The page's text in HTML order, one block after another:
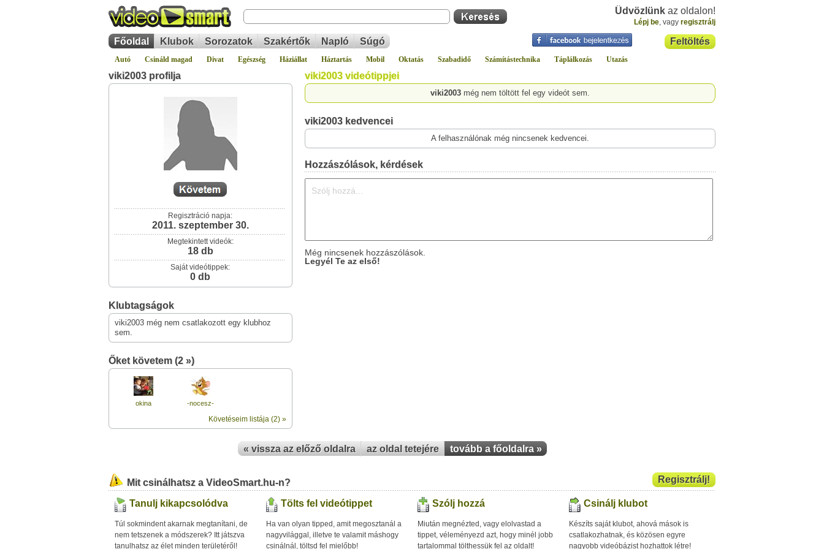
Üdvözlünk az oldalon!
Lépj be, vagy regisztrálj
Feltöltés
Főoldal Klubok Sorozatok Szakértők Napló Súgó
Autó Csináld magad Divat Egészség Háziállat Háztartás Mobil Oktatás Szabadidő Számítástechnika Táplálkozás Utazás
viki2003 profilja
Regisztráció napja:
2011. szeptember 30.
Megtekintett videók:
18 db
Saját videótippek:
0 db
Klubtagságok
viki2003 még nem csatlakozott egy klubhoz
sem.
Őket követem (2 »)
okina -nocesz-
Követéseim listája (2) »
viki2003 videótippjei
viki2003 még nem töltött fel egy videót sem.
viki2003 kedvencei
A felhasználónak még nincsenek kedvencei.
Hozzászólások, kérdések
Még nincsenek hozzászólások.
Legyél Te az első!
« vissza az előző oldalra az oldal tetejére tovább a főoldalra »
Regisztrálj!
Mit csinálhatsz a VideoSmart.hu-n?
Tanulj kikapcsolódva
Túl sokmindent akarnak megtanítani, de
nem tetszenek a módszerek? Itt játszva
tanulhatsz az élet minden területéről!
Tölts fel videótippet
Ha van olyan tipped, amit megosztanál a
nagyvilággal, illetve te valamit máshogy
csinálnál, töltsd fel mielőbb!
Szólj hozzá
Miután megnézted, vagy elolvastad a
tippet, véleményezd azt, hogy minél jobb
tartalommal tölthessük fel az oldalt!
Csinálj klubot
Készíts saját klubot, ahová mások is
csatlakozhatnak, és közösen egyre
nagyobb videóbázist hozhattok létre!